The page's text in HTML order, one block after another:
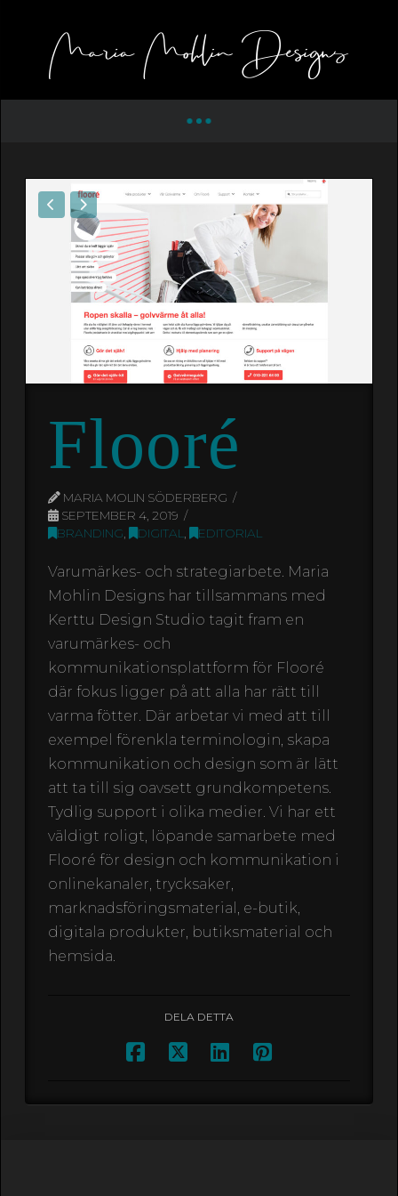
Flooré
MARIA MOLIN SÖDERBERG
SEPTEMBER 4, 2019
BRANDING
DIGITAL EDITORIAL
Varumärkes- och strategiarbete. Maria
Mohlin Designs har tillsammans med
Kerttu Design Studio tagit fram en
varumärkes- och
kommunikationsplattform för Flooré
där fokus ligger på att alla har rätt till
varma fötter. Där arbetar vi med att till
exempel förenkla terminologin, skapa
kommunikation och design som är lätt
att ta till sig oavsett grundkompetens.
Tydlig support i olika medier. Vi har ett
väldigt roligt, löpande samarbete med
Flooré för design och kommunikation i
onlinekanaler, trycksaker,
marknadsföringsmaterial, e-butik,
digitala produkter, butiksmaterial och
hemsida.
DELA DETTA